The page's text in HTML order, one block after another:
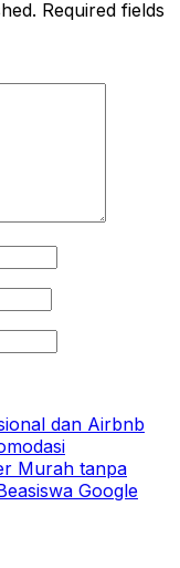
Required fields
dan Airbnb
Murah tanpa
Google